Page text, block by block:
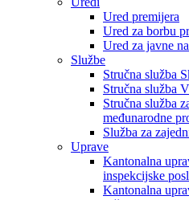
Ured premijera
Ured za borbu
Ured za javne
Službe
Stručna služba
Stručna služba
Stručna služba
međunarodne
Služba za
Uprave
Kantonalna
inspekcijske
Kantonalna